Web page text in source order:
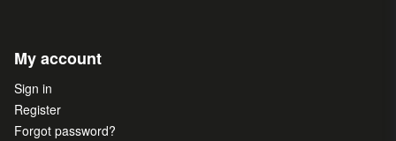
My account
Sign in
Register
Forgot password?